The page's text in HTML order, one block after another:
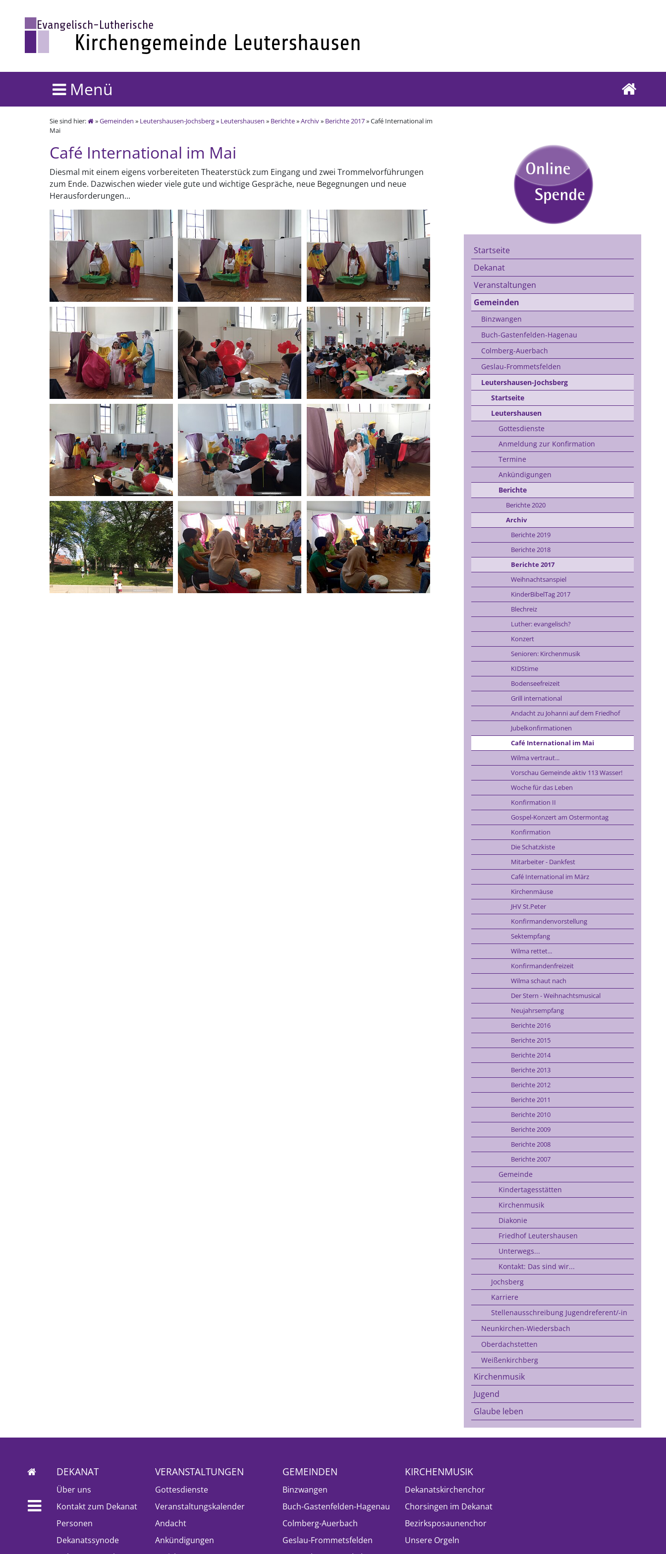
Menü
Sie sind hier: »Gemeinden » Leutershausen-Jochsberg» Leutershausen » Berichte»Archiv» Berichte 2017» Café International im
Mai
Café International im Mai
Diesmal mit einem eigens vorbereiteten Theaterstück zum Eingang und zwei Trommelvorführungen
zum Ende. Dazwischen wieder viele gute und wichtige Gespräche, neue Begegnungen und neue
Herausforderungen...
Startseite
Dekanat
Veranstaltungen
Gemeinden
Binzwangen
Buch-Gastenfelden-Hagenau
Colmberg-Auerbach
Geslau-Frommetsfelden
Leutershausen-Jochsberg
Startseite
Leutershausen
Gottesdienste
Anmeldung zur Konfirmation
Termine
Ankündigungen
Berichte
Berichte 2020
Archiv
Berichte 2019
Berichte 2018
Berichte 2017
Weihnachtsanspiel
KinderBibelTag 2017
Blechreiz
Luther: evangelisch?
Konzert
Senioren: Kirchenmusik
KIDStime
Bodenseefreizeit
Grill international
Andacht zu Johanni auf dem Friedhof
Jubelkonfirmationen
Café International im Mai
Wilma vertraut...
Vorschau Gemeinde aktiv 113 Wasser!
Woche für das Leben
Konfirmation II
Gospel-Konzert am Ostermontag
Konfirmation
Die Schatzkiste
Mitarbeiter - Dankfest
Café International im März
Kirchenmäuse
JHV St.Peter
Konfirmandenvorstellung
Sektempfang
Wilma rettet...
Konfirmandenfreizeit
Wilma schaut nach
Der Stern - Weihnachtsmusical
Neujahrsempfang
Berichte 2016
Berichte 2015
Berichte 2014
Berichte 2013
Berichte 2012
Berichte 2011
Berichte 2010
Berichte 2009
Berichte 2008
Berichte 2007
Gemeinde
Kindertagesstätten
Kirchenmusik
Diakonie
Friedhof Leutershausen
Unterwegs...
Kontakt: Das sind wir...
Jochsberg
Karriere
Stellenausschreibung Jugendreferent/-in
Neunkirchen-Wiedersbach
Oberdachstetten
Weißenkirchberg
Kirchenmusik
Jugend
Glaube leben
DEKANAT
Über uns
Kontakt zum Dekanat
Personen
Dekanatssynode
VERANSTALTUNGEN
Gottesdienste
Veranstaltungskalender
Andacht
Ankündigungen
GEMEINDEN
Binzwangen
Buch-Gastenfelden-Hagenau
Colmberg-Auerbach
Geslau-Frommetsfelden
KIRCHENMUSIK
Dekanatskirchenchor
Chorsingen im Dekanat
Bezirksposaunenchor
Unsere Orgeln